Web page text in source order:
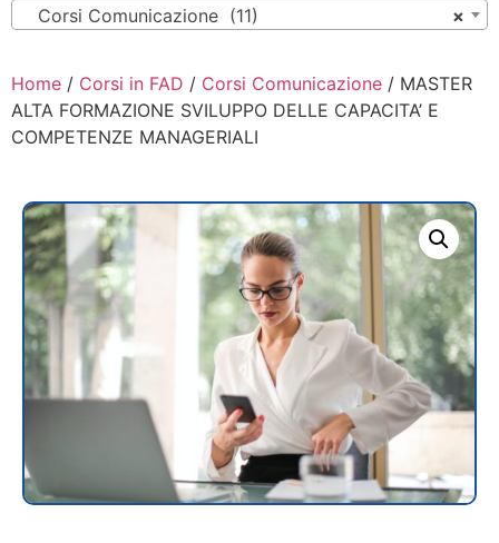
×
Corsi Comunicazione (11)
Home / Corsi in FAD / Corsi Comunicazione / MASTER
ALTA FORMAZIONE SVILUPPO DELLE CAPACITA’ E
COMPETENZE MANAGERIALI